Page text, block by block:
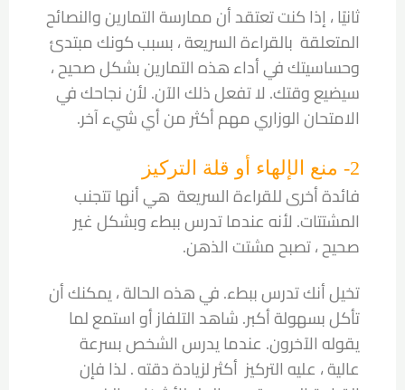
ثانيًا ، إذا كنت تعتقد أن ممارسة التمارين والنصائح
المتعلقة بالقراءة السريعة ، بسبب كونك مبتدئ
وحساسيتك في أداء هذه التمارين بشكل صحيح ،
سيضيع وقتك. لا تفعل ذلك الآن. لأن نجاحك في
الامتحان الوزاري مهم أكثر من أي شيء آخر.
2- منع الإلهاء أو قلة التركيز
فائدة أخرى للقراءة السريعة هي أنها تتجنب
المشتتات. لأنه عندما تدرس ببطء وبشكل غير
صحيح ، تصبح مشتت الذهن.
تخيل أنك تدرس ببطء. في هذه الحالة ، يمكنك أن
تأكل بسهولة أكبر. شاهد التلفاز أو استمع لما
يقوله الآخرون. عندما يدرس الشخص بسرعة
عالية ، عليه التركيز أكثر لزيادة دقته . لذا فإن